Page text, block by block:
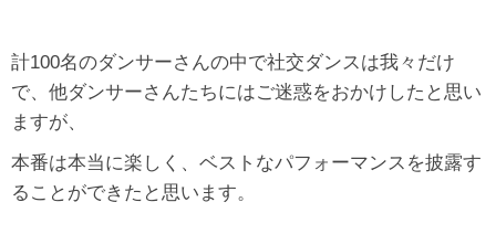
計100名のダンサーさんの中で社交ダンスは我々だけ
で、他ダンサーさんたちにはご迷惑をおかけしたと思い
ますが、
本番は本当に楽しく、ベストなパフォーマンスを披露す
ることができたと思います。